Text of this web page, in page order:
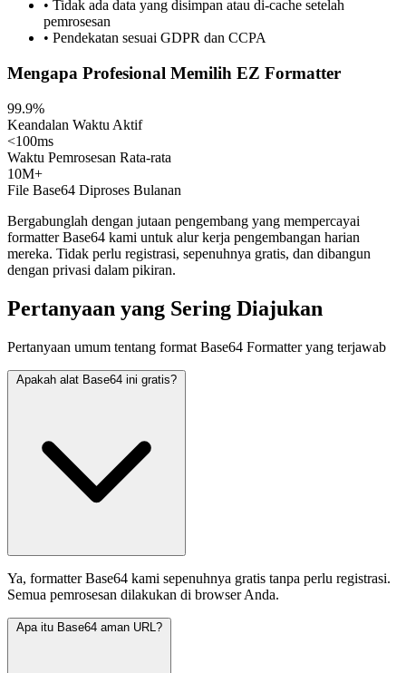
• Tidak ada data yang disimpan atau di-cache setelah
pemrosesan
• Pendekatan sesuai GDPR dan CCPA
Mengapa Profesional Memilih EZ Formatter
99.9%
Keandalan Waktu Aktif
<100ms
Waktu Pemrosesan Rata-rata
10M+
File Base64 Diproses Bulanan
Bergabunglah dengan jutaan pengembang yang mempercayai
formatter Base64 kami untuk alur kerja pengembangan harian
mereka. Tidak perlu registrasi, sepenuhnya gratis, dan dibangun
dengan privasi dalam pikiran.
Pertanyaan yang Sering Diajukan
Pertanyaan umum tentang format Base64 Formatter yang terjawab
Apakah alat Base64 ini gratis?
Ya, formatter Base64 kami sepenuhnya gratis tanpa perlu registrasi.
Semua pemrosesan dilakukan di browser Anda.
Apa itu Base64 aman URL?